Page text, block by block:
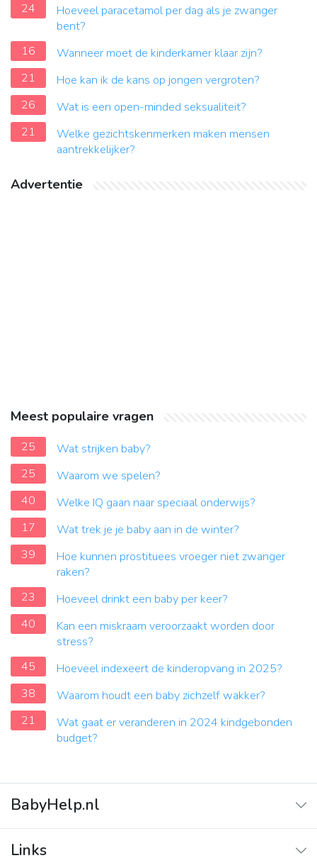
24
Hoeveel paracetamol per dag als je zwanger
bent?
16
Wanneer moet de kinderkamer klaar zijn?
21
Hoe kan ik de kans op jongen vergroten?
26
Wat is een open-minded seksualiteit?
21
Welke gezichtskenmerken maken mensen
aantrekkelijker?
Advertentie
Meest populaire vragen
25
Wat strijken baby?
25
Waarom we spelen?
40
Welke IQ gaan naar speciaal onderwijs?
17
Wat trek je je baby aan in de winter?
39
Hoe kunnen prostituees vroeger niet zwanger
raken?
23
Hoeveel drinkt een baby per keer?
40
Kan een miskraam veroorzaakt worden door
stress?
45
Hoeveel indexeert de kinderopvang in 2025?
38
Waarom houdt een baby zichzelf wakker?
21
Wat gaat er veranderen in 2024 kindgebonden
budget?
BabyHelp.nl
Links